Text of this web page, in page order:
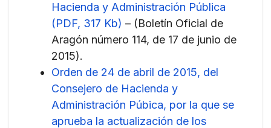
Hacienda y Administración Pública
(PDF, 317 Kb) – (Boletín Oficial de
Aragón número 114, de 17 de junio de
2015).
Orden de 24 de abril de 2015, del
Consejero de Hacienda y
Administración Púbica, por la que se
aprueba la actualización de los